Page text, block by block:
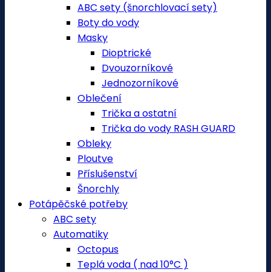
ABC sety (šnorchlovací sety)
Boty do vody
Masky
Dioptrické
Dvouzorníkové
Jednozorníkové
Oblečení
Trička a ostatní
Trička do vody RASH GUARD
Obleky
Ploutve
Příslušenství
Šnorchly
Potápěčské potřeby
ABC sety
Automatiky
Octopus
Teplá voda ( nad 10°C )